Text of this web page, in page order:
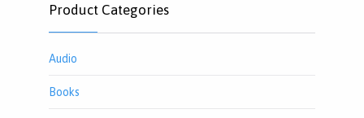
Product Categories
Audio
Books